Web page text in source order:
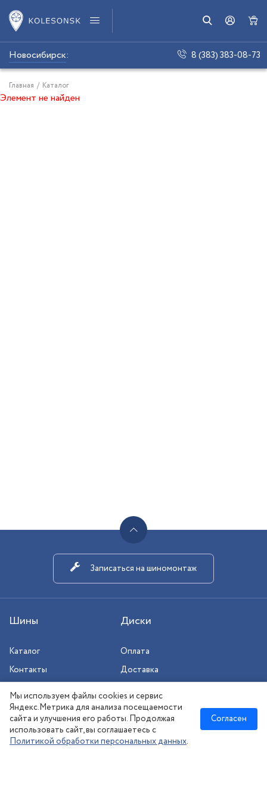
Новосибирск: 8 (383) 383-08-73
Главная / Каталог
Элемент не найден
Шины Диски
Каталог
Контакты
Оплата
Доставка
Сезонное хранение
Записаться на шиномонтаж
Новосибирск:
Мы используем файлы cookies и сервис
Яндекс.Метрика для анализа посещаемости
сайта и улучшения его работы. Продолжая
использовать сайт, вы соглашаетесь с
Политикой обработки персональных данных.
Согласен